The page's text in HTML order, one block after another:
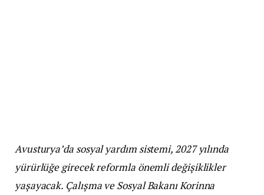
Avusturya’da sosyal yardım sistemi, 2027 yılında
yürürlüğe girecek reformla önemli değişiklikler
yaşayacak. Çalışma ve Sosyal Bakanı Korinna